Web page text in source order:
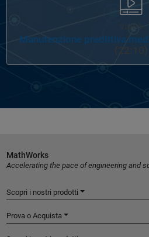
VIDEO
Manutenzione predittiva
MathWorks
Accelerating the pace of engineering and
Scopri i nostri prodotti
Prova o Acquista